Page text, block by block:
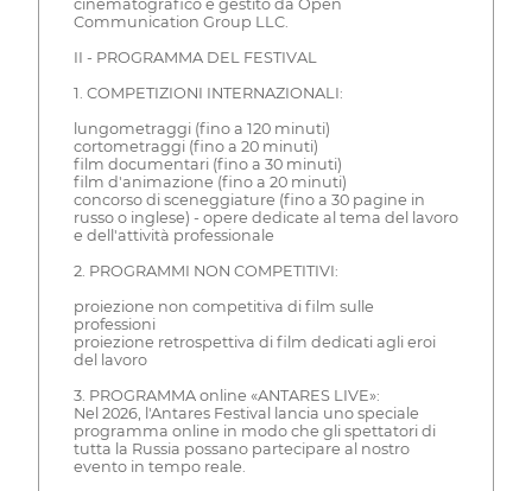
cinematografico è gestito da Open
Communication Group LLC.
II - PROGRAMMA DEL FESTIVAL
1. COMPETIZIONI INTERNAZIONALI:
lungometraggi (fino a 120 minuti)
cortometraggi (fino a 20 minuti)
film documentari (fino a 30 minuti)
film d'animazione (fino a 20 minuti)
concorso di sceneggiature (fino a 30 pagine in
russo o inglese) - opere dedicate al tema del lavoro
e dell'attività professionale
2. PROGRAMMI NON COMPETITIVI:
proiezione non competitiva di film sulle
professioni
proiezione retrospettiva di film dedicati agli eroi
del lavoro
3. PROGRAMMA online «ANTARES LIVE»:
Nel 2026, l'Antares Festival lancia uno speciale
programma online in modo che gli spettatori di
tutta la Russia possano partecipare al nostro
evento in tempo reale.